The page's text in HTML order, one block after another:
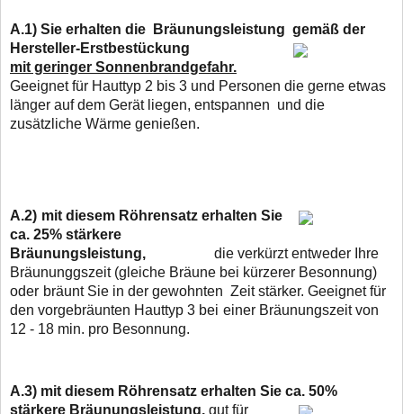
A.1) Sie erhalten die Bräunungsleistung gemäß der
Hersteller-Erstbestückung
mit geringer Sonnenbrandgefahr.
Geeignet für Hauttyp 2 bis 3 und Personen die gerne etwas
länger auf dem Gerät liegen, entspannen und die
zusätzliche Wärme genießen.
A.2) mit diesem Röhrensatz erhalten Sie
ca. 25% stärkere
Bräunungsleistung, die verkürzt entweder Ihre
Bräununggszeit (gleiche Bräune bei kürzerer Besonnung)
oder bräunt Sie in der gewohnten Zeit stärker. Geeignet für
den vorgebräunten Hauttyp 3 bei einer Bräunungszeit von
12 - 18 min. pro Besonnung.
A.3) mit diesem Röhrensatz erhalten Sie ca. 50%
stärkere Bräunungsleistung, gut für